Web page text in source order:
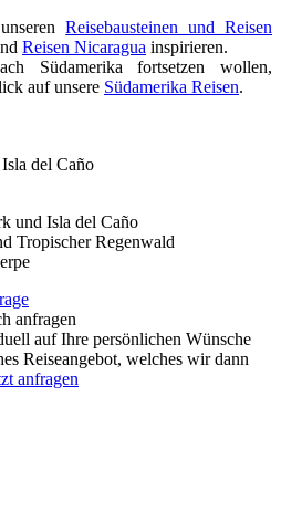
Reisebausteinen und Reisen
Reisen Nicaragua inspirieren.
Südamerika fortsetzen wollen,
auf unsere Südamerika Reisen.
del Caño
und Isla del Caño
Tropischer Regenwald
anfragen
auf Ihre persönlichen Wünsche
Reiseangebot, welches wir dann
anfragen